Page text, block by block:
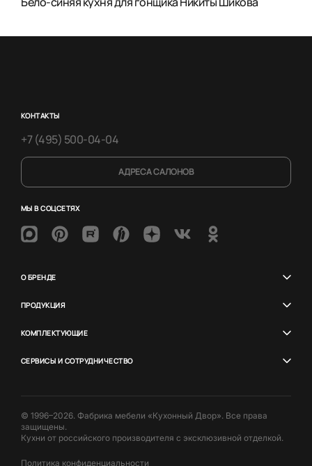
КОНТАКТЫ
+7 (495) 500-04-04
АДРЕСА САЛОНОВ
МЫ В СОЦСЕТЯХ
О БРЕНДЕ
ПРОДУКЦИЯ
КОМПЛЕКТУЮЩИЕ
СЕРВИСЫ И СОТРУДНИЧЕСТВО
© 1996–2026. Фабрика мебели «Кухонный Двор». Все права
защищены.
Кухни от российского производителя с эксклюзивной отделкой.
Политика конфиденциальности